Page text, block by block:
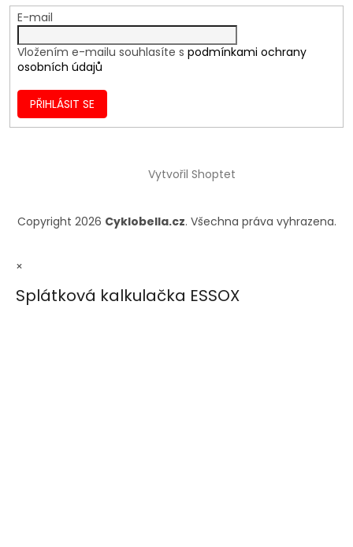
E-mail
Vložením e-mailu souhlasíte s podmínkami ochrany
osobních údajů
PŘIHLÁSIT SE
Vytvořil Shoptet
Copyright 2026 Cyklobella.cz. Všechna práva vyhrazena.
×
Splátková kalkulačka ESSOX